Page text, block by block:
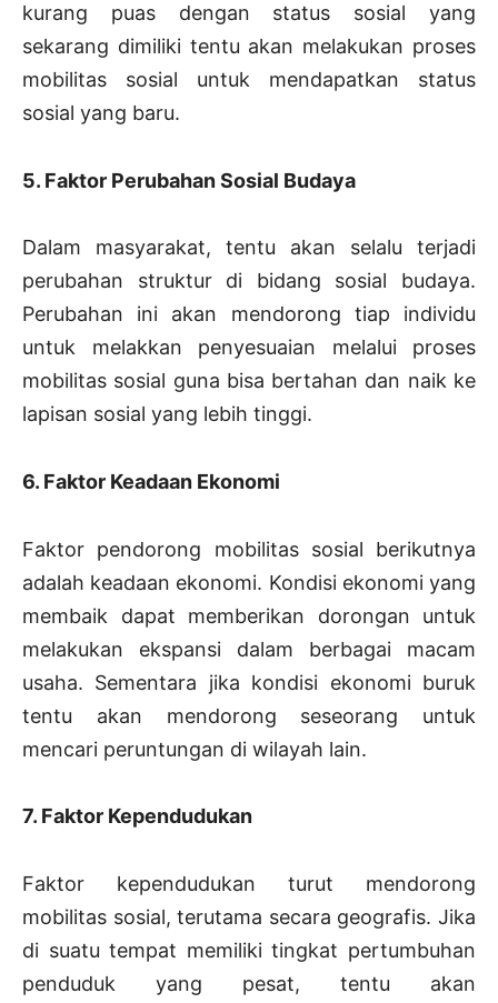
kurang puas dengan status sosial yang
sekarang dimiliki tentu akan melakukan proses
mobilitas sosial untuk mendapatkan status
sosial yang baru.
5. Faktor Perubahan Sosial Budaya
Dalam masyarakat, tentu akan selalu terjadi
perubahan struktur di bidang sosial budaya.
Perubahan ini akan mendorong tiap individu
untuk melakkan penyesuaian melalui proses
mobilitas sosial guna bisa bertahan dan naik ke
lapisan sosial yang lebih tinggi.
6. Faktor Keadaan Ekonomi
Faktor pendorong mobilitas sosial berikutnya
adalah keadaan ekonomi. Kondisi ekonomi yang
membaik dapat memberikan dorongan untuk
melakukan ekspansi dalam berbagai macam
usaha. Sementara jika kondisi ekonomi buruk
tentu akan mendorong seseorang untuk
mencari peruntungan di wilayah lain.
7. Faktor Kependudukan
Faktor kependudukan turut mendorong
mobilitas sosial, terutama secara geografis. Jika
di suatu tempat memiliki tingkat pertumbuhan
penduduk yang pesat, tentu akan